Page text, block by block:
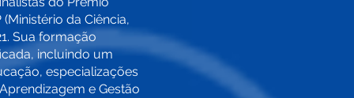
da Ciência,
Sua formação
incluindo um
especializações
e Gestão